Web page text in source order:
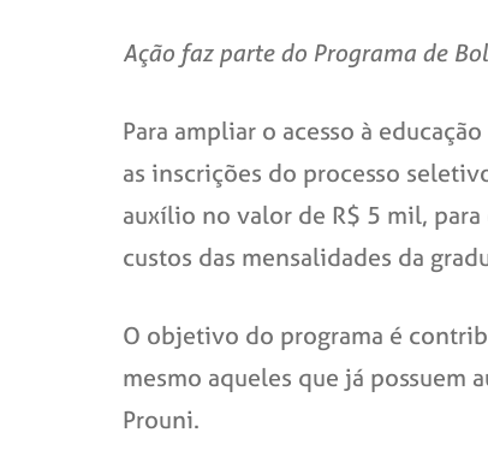
Ação faz parte do Programa de
Para ampliar o acesso à
as inscrições do processo
auxílio no valor de R$ 5 mil,
custos das mensalidades da
O objetivo do programa é
mesmo aqueles que já possuem
Prouni.